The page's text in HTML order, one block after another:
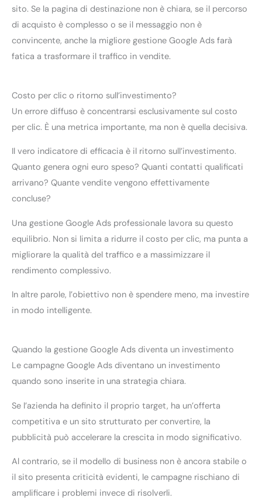
sito. Se la pagina di destinazione non è chiara, se il percorso
di acquisto è complesso o se il messaggio non è
convincente, anche la migliore gestione Google Ads farà
fatica a trasformare il traffico in vendite.
Costo per clic o ritorno sull’investimento?
Un errore diffuso è concentrarsi esclusivamente sul costo
per clic. È una metrica importante, ma non è quella decisiva.
Il vero indicatore di efficacia è il ritorno sull’investimento.
Quanto genera ogni euro speso? Quanti contatti qualificati
arrivano? Quante vendite vengono effettivamente
concluse?
Una gestione Google Ads professionale lavora su questo
equilibrio. Non si limita a ridurre il costo per clic, ma punta a
migliorare la qualità del traffico e a massimizzare il
rendimento complessivo.
In altre parole, l’obiettivo non è spendere meno, ma investire
in modo intelligente.
Quando la gestione Google Ads diventa un investimento
Le campagne Google Ads diventano un investimento
quando sono inserite in una strategia chiara.
Se l’azienda ha definito il proprio target, ha un’offerta
competitiva e un sito strutturato per convertire, la
pubblicità può accelerare la crescita in modo significativo.
Al contrario, se il modello di business non è ancora stabile o
il sito presenta criticità evidenti, le campagne rischiano di
amplificare i problemi invece di risolverli.